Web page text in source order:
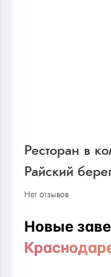
Ресторан в
Райский
Нет отзывов
Новые